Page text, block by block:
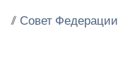
// Совет Федерации